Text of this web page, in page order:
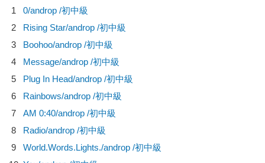
1
0/androp /初中級
2
Rising Star/androp /初中級
3
Boohoo/androp /初中級
4
Message/androp /初中級
5
Plug In Head/androp /初中級
6
Rainbows/androp /初中級
7
AM 0:40/androp /初中級
8
Radio/androp /初中級
9
World.Words.Lights./androp /初中級